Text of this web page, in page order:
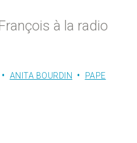
à la radio
ANITA BOURDIN
PAPE